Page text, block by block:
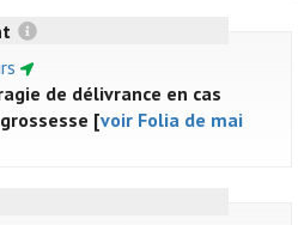
de délivrance en cas
[voir Folia de mai